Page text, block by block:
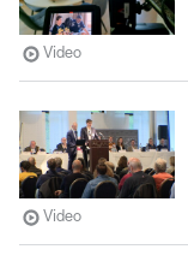
Video
Video